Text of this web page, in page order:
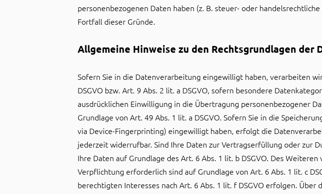
personenbezogenen Daten haben (z. B. steuer- oder
Fortfall dieser Gründe.
Allgemeine Hinweise zu den Rechtsgrundlagen
Sofern Sie in die Datenverarbeitung eingewilligt haben, verarbeiten
DSGVO bzw. Art. 9 Abs. 2 lit. a DSGVO, sofern besondere
ausdrücklichen Einwilligung in die Übertragung personenbezogener
Grundlage von Art. 49 Abs. 1 lit. a DSGVO. Sofern Sie in die
via Device-Fingerprinting) eingewilligt haben, erfolgt die
jederzeit widerrufbar. Sind Ihre Daten zur Vertragserfüllung oder
Ihre Daten auf Grundlage des Art. 6 Abs. 1 lit. b DSGVO. Des
Verpflichtung erforderlich sind auf Grundlage von Art. 6 Abs. 1 lit. c
berechtigten Interesses nach Art. 6 Abs. 1 lit. f DSGVO erfolgen.